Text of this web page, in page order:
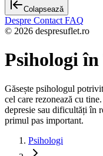
Colapsează
Despre Contact FAQ
© 2026 despresuflet.ro
Psihologiîn
Găsește psihologul
cel care rezonează cu
depresie sau dificultăți în
primul pas important.
Psihologi